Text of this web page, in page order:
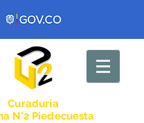
Curaduría
N°2 Piedecuesta